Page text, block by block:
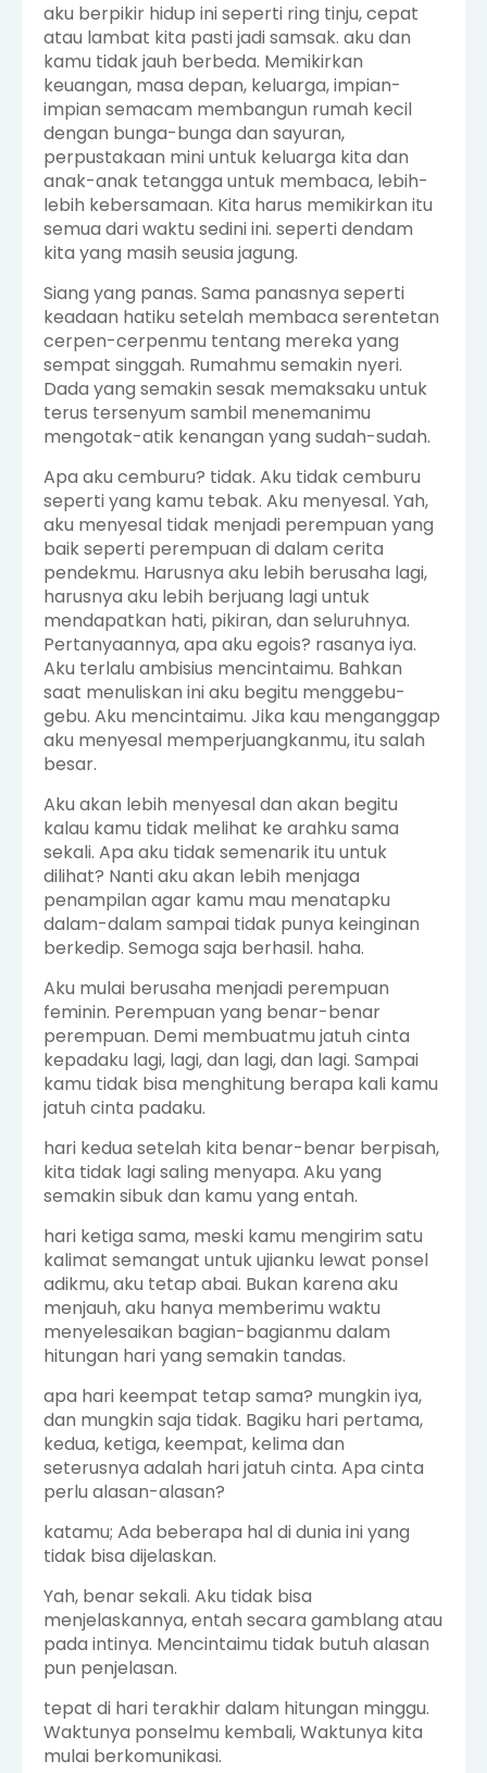
aku berpikir hidup ini seperti ring tinju, cepat
atau lambat kita pasti jadi samsak. aku dan
kamu tidak jauh berbeda. Memikirkan
keuangan, masa depan, keluarga, impian-
impian semacam membangun rumah kecil
dengan bunga-bunga dan sayuran,
perpustakaan mini untuk keluarga kita dan
anak-anak tetangga untuk membaca, lebih-
lebih kebersamaan. Kita harus memikirkan itu
semua dari waktu sedini ini. seperti dendam
kita yang masih seusia jagung.
Siang yang panas. Sama panasnya seperti
keadaan hatiku setelah membaca serentetan
cerpen-cerpenmu tentang mereka yang
sempat singgah. Rumahmu semakin nyeri.
Dada yang semakin sesak memaksaku untuk
terus tersenyum sambil menemanimu
mengotak-atik kenangan yang sudah-sudah.
Apa aku cemburu? tidak. Aku tidak cemburu
seperti yang kamu tebak. Aku menyesal. Yah,
aku menyesal tidak menjadi perempuan yang
baik seperti perempuan di dalam cerita
pendekmu. Harusnya aku lebih berusaha lagi,
harusnya aku lebih berjuang lagi untuk
mendapatkan hati, pikiran, dan seluruhnya.
Pertanyaannya, apa aku egois? rasanya iya.
Aku terlalu ambisius mencintaimu. Bahkan
saat menuliskan ini aku begitu menggebu-
gebu. Aku mencintaimu. Jika kau menganggap
aku menyesal memperjuangkanmu, itu salah
besar.
Aku akan lebih menyesal dan akan begitu
kalau kamu tidak melihat ke arahku sama
sekali. Apa aku tidak semenarik itu untuk
dilihat? Nanti aku akan lebih menjaga
penampilan agar kamu mau menatapku
dalam-dalam sampai tidak punya keinginan
berkedip. Semoga saja berhasil. haha.
Aku mulai berusaha menjadi perempuan
feminin. Perempuan yang benar-benar
perempuan. Demi membuatmu jatuh cinta
kepadaku lagi, lagi, dan lagi, dan lagi. Sampai
kamu tidak bisa menghitung berapa kali kamu
jatuh cinta padaku.
hari kedua setelah kita benar-benar berpisah,
kita tidak lagi saling menyapa. Aku yang
semakin sibuk dan kamu yang entah.
hari ketiga sama, meski kamu mengirim satu
kalimat semangat untuk ujianku lewat ponsel
adikmu, aku tetap abai. Bukan karena aku
menjauh, aku hanya memberimu waktu
menyelesaikan bagian-bagianmu dalam
hitungan hari yang semakin tandas.
apa hari keempat tetap sama? mungkin iya,
dan mungkin saja tidak. Bagiku hari pertama,
kedua, ketiga, keempat, kelima dan
seterusnya adalah hari jatuh cinta. Apa cinta
perlu alasan-alasan?
katamu; Ada beberapa hal di dunia ini yang
tidak bisa dijelaskan.
Yah, benar sekali. Aku tidak bisa
menjelaskannya, entah secara gamblang atau
pada intinya. Mencintaimu tidak butuh alasan
pun penjelasan.
tepat di hari terakhir dalam hitungan minggu.
Waktunya ponselmu kembali, Waktunya kita
mulai berkomunikasi.